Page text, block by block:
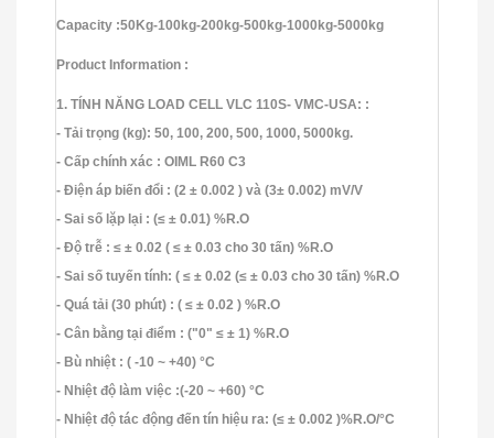
Capacity :50Kg-100kg-200kg-500kg-1000kg-5000kg
Product Information :
1. TÍNH NĂNG LOAD CELL VLC 110S- VMC-USA: :
- Tải trọng (kg): 50, 100, 200, 500, 1000, 5000kg.
- Cấp chính xác : OIML R60 C3
- Điện áp biến đổi : (2 ± 0.002 ) và (3± 0.002) mV/V
- Sai số lặp lại : (≤ ± 0.01) %R.O
- Độ trễ : ≤ ± 0.02 ( ≤ ± 0.03 cho 30 tấn) %R.O
- Sai số tuyến tính: ( ≤ ± 0.02 (≤ ± 0.03 cho 30 tấn) %R.O
- Quá tải (30 phút) : ( ≤ ± 0.02 ) %R.O
- Cân bằng tại điểm : ("0" ≤ ± 1) %R.O
- Bù nhiệt : ( -10 ~ +40) °C
- Nhiệt độ làm việc :(-20 ~ +60) °C
- Nhiệt độ tác động đến tín hiệu ra: (≤ ± 0.002 )%R.O/°C